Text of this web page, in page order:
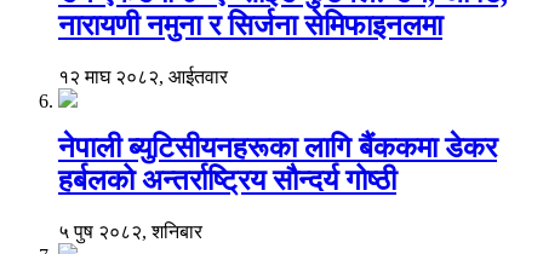
नारायणी नमुना र सिर्जना सेमिफाइनलमा
१२ माघ २०८२, आईतवार
नेपाली ब्युटिसीयनहरूका लागि बैंककमा डेकर
हर्बलको अन्तर्राष्ट्रिय सौन्दर्य गोष्ठी
५ पुष २०८२, शनिबार